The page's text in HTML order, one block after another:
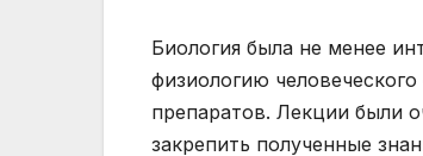
Биология была не менее
физиологию
препаратов. Лекции были
закрепить полученные